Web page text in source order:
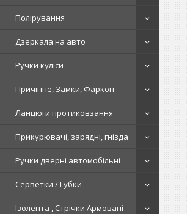
Полірування
Дзеркала на авто
Ручки куліси
Причіпне, Замки, Фаркоп
Ланцюги протиковзання
Прикурювачі, зарядні, гнізда
Ручки дверні автомобільні
Серветки / Губки
Ізолента , Стрічки Армовані